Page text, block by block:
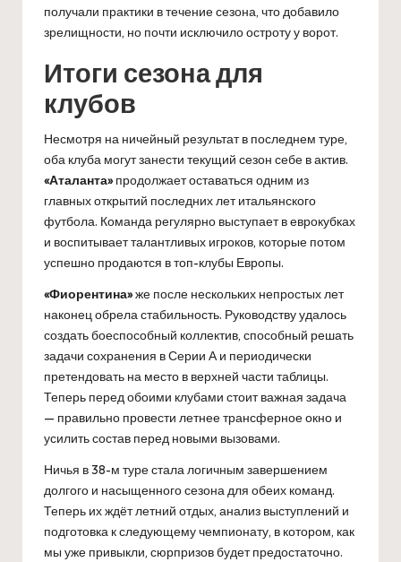
получали практики в течение сезона, что добавило
зрелищности, но почти исключило остроту у ворот.
Итоги сезона для
клубов
Несмотря на ничейный результат в последнем туре,
оба клуба могут занести текущий сезон себе в актив.
«Аталанта»продолжает оставаться одним из
главных открытий последних лет итальянского
футбола. Команда регулярно выступает в еврокубках
и воспитывает талантливых игроков, которые потом
успешно продаются в топ-клубы Европы.
«Фиорентина»же после нескольких непростых лет
наконец обрела стабильность. Руководству удалось
создать боеспособный коллектив, способный решать
задачи сохранения в Серии А и периодически
претендовать на место в верхней части таблицы.
Теперь перед обоими клубами стоит важная задача
— правильно провести летнее трансферное окно и
усилить состав перед новыми вызовами.
Ничья в 38-м туре стала логичным завершением
долгого и насыщенного сезона для обеих команд.
Теперь их ждёт летний отдых, анализ выступлений и
подготовка к следующему чемпионату, в котором, как
мы уже привыкли, сюрпризов будет предостаточно.